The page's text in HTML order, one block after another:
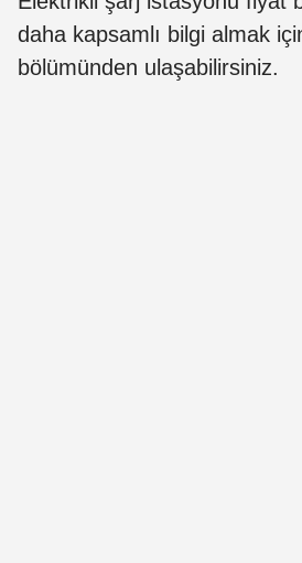
daha kapsamlı bilgi almak
bölümünden ulaşabilirsiniz.